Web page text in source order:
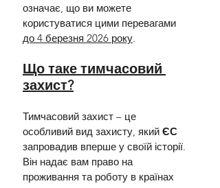
означає, що ви можете
користуватися цими перевагами
до 4 березня 2026 року.
Що таке тимчасовий
захист?
Тимчасовий захист – це
особливий вид захисту, який ЄС
запровадив вперше у своїй історії.
Він надає вам право на
проживання та роботу в країнах